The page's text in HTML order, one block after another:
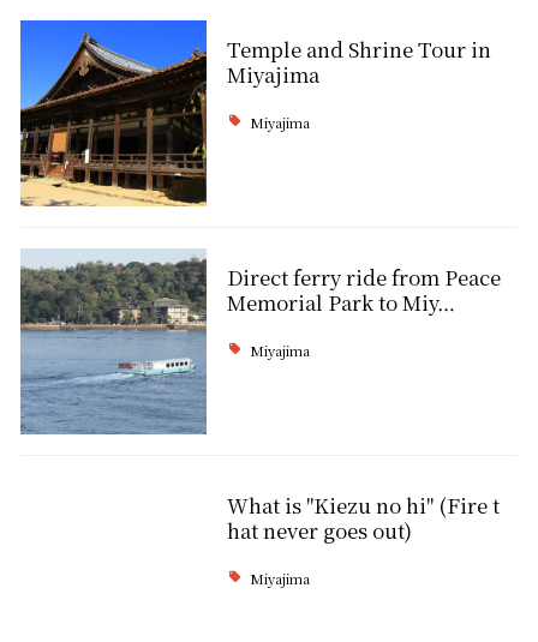
Temple and Shrine Tour in
Miyajima
Miyajima
Direct ferry ride from Peace
Memorial Park to Miy…
Miyajima
What is "Kiezu no hi" (Fire t
hat never goes out)
Miyajima